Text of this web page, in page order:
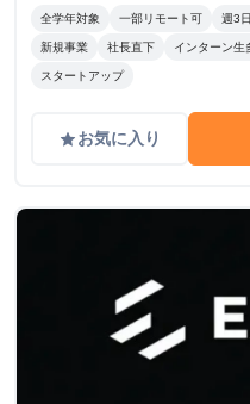
全学年対象 一部リモート可 週3
新規事業 社長直下 インターン生
スタートアップ
gradeお気に入り